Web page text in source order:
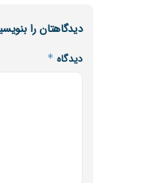
دیدگاهتان را
دیدگاه *